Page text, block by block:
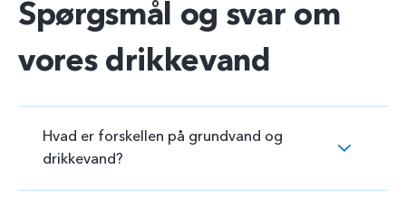
Spørgsmål og svar om
vores drikkevand
Hvad er forskellen på grundvand og
drikkevand?